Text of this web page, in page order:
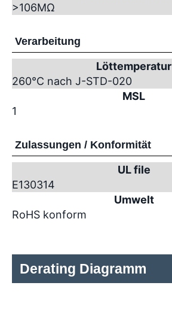
>106MΩ
Verarbeitung
Löttemperatur
260°C nach J-STD-020
MSL
1
Zulassungen / Konformität
UL file
E130314
Umwelt
RoHS konform
Derating Diagramm